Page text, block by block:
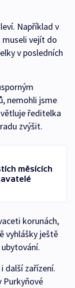
Například v
museli vejít do
v posledních
nemohli jsme
ředitelka
zvýšit.
měsících
korunách,
vyhlášky ještě
další zařízení.
Purkyňové